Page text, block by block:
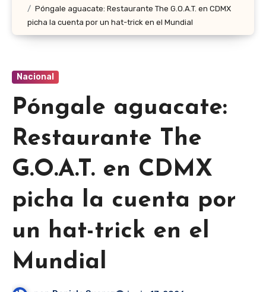
Póngale aguacate: Restaurante The G.O.A.T. en CDMX
picha la cuenta por un hat-trick en el Mundial
Nacional
Póngale aguacate:
Restaurante The
G.O.A.T. en CDMX
picha la cuenta por
un hat-trick en el
Mundial